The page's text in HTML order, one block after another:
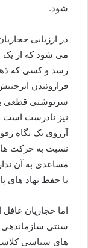
شود.
در ارزیابی
می شود که از یک
رسد و کسی که
فراروئیدن
سرنوشتی قطعی
نیز نادرست است
آرزوی یک نگاه
نسبت به حرکت
مساعدی به آن
با حفظ نهاد های
اما حجاریان
های سیاسی